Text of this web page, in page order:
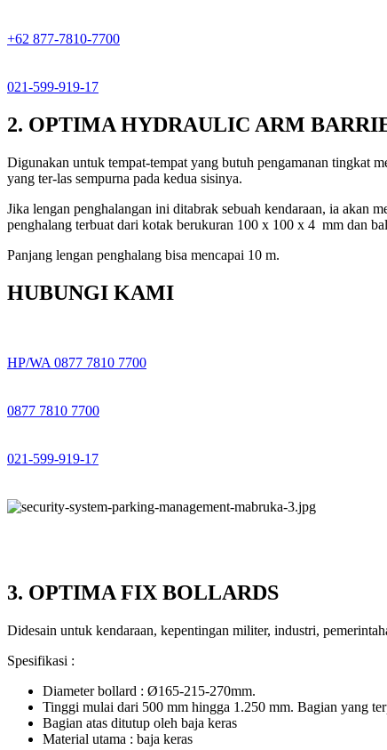
+62 877-7810-7700
021-599-919-17
2. OPTIMA HYDRAULIC ARM
Digunakan untuk tempat-tempat yang butuh pengamanan tingkat
yang ter-las sempurna pada kedua sisinya.
Jika lengan penghalangan ini ditabrak sebuah kendaraan, ia akan
penghalang terbuat dari kotak berukuran 100 x 100 x 4 mm dan
Panjang lengan penghalang bisa mencapai 10 m.
HUBUNGI KAMI
HP/WA 0877 7810 7700
0877 7810 7700
021-599-919-17
3. OPTIMA FIX BOLLARDS
Didesain untuk kendaraan, kepentingan militer, industri,
Spesifikasi :
Diameter bollard : Ø165-215-270mm.
Tinggi mulai dari 500 mm hingga 1.250 mm. Bagian yang
Bagian atas ditutup oleh baja keras
Material utama : baja keras